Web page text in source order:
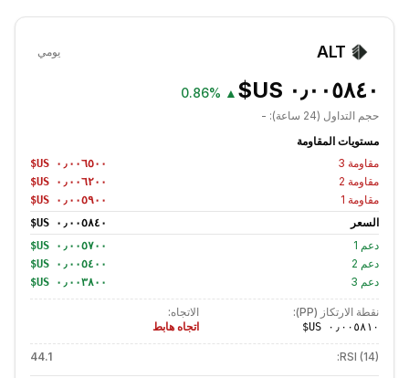
ALT يومي
▲
0.86%
حجم التداول (24 ساعة):
-
مستويات المقاومة
مقاومة 3
مقاومة 2
مقاومة 1
السعر
دعم 1
دعم 2
دعم 3
نقطة الارتكاز (PP):
الاتجاه:
اتجاه هابط
RSI (14):
44.1